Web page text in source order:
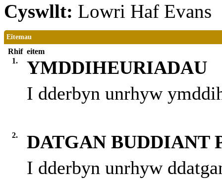
Cyswllt: Lowri Haf Evans
Eitemau
Rhif eitem
1.
YMDDIHEURIADAU
I dderbyn unrhyw
2.
DATGAN BUDDIANT
I dderbyn unrhyw